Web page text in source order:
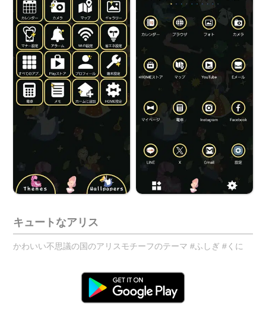
キュートなアリス
かわいい不思議の国のアリスモチーフのテーマ #ふしぎ #くに